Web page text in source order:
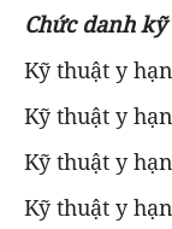
Chức danh
Kỹ thuật y
Kỹ thuật y
Kỹ thuật y
Kỹ thuật y